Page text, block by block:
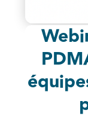
Téléphone*